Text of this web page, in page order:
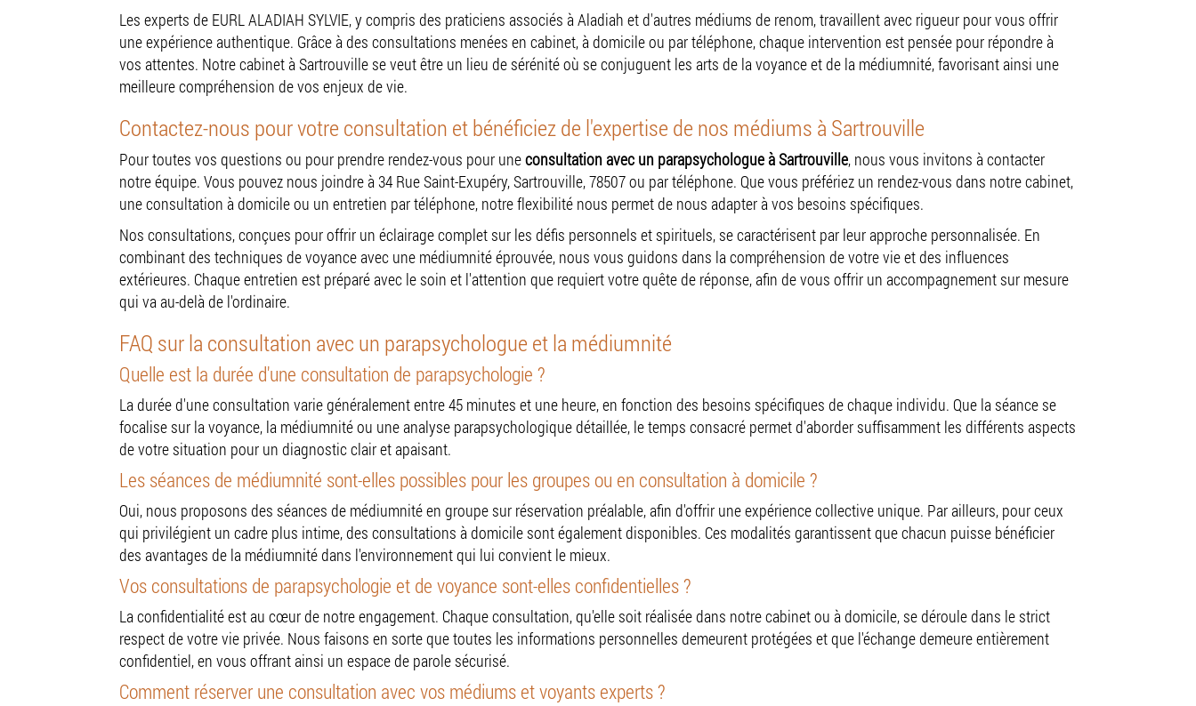
Consultation avec un parapsychologue Sartrouville
Les experts de EURL ALADIAH SYLVIE, y compris des praticiens associés à Aladiah et d'autres médiums de renom, travaillent avec rigueur pour vous offrir
une expérience authentique. Grâce à des consultations menées en cabinet, à domicile ou par téléphone, chaque intervention est pensée pour répondre à
vos attentes. Notre cabinet à Sartrouville se veut être un lieu de sérénité où se conjuguent les arts de la voyance et de la médiumnité, favorisant ainsi une
meilleure compréhension de vos enjeux de vie.
Contactez-nous pour votre consultation et bénéficiez de l'expertise de nos médiums à Sartrouville
Pour toutes vos questions ou pour prendre rendez-vous pour uneconsultation avec un parapsychologue à Sartrouville, nous vous invitons à contacter
notre équipe. Vous pouvez nous joindre à 34 Rue Saint-Exupéry, Sartrouville, 78507 ou par téléphone. Que vous préfériez un rendez-vous dans notre cabinet,
une consultation à domicile ou un entretien par téléphone, notre flexibilité nous permet de nous adapter à vos besoins spécifiques.
Nos consultations, conçues pour offrir un éclairage complet sur les défis personnels et spirituels, se caractérisent par leur approche personnalisée. En
combinant des techniques de voyance avec une médiumnité éprouvée, nous vous guidons dans la compréhension de votre vie et des influences
extérieures. Chaque entretien est préparé avec le soin et l'attention que requiert votre quête de réponse, afin de vous offrir un accompagnement sur mesure
qui va au-delà de l'ordinaire.
FAQ sur la consultation avec un parapsychologue et la médiumnité
Quelle est la durée d'une consultation de parapsychologie ?
La durée d'une consultation varie généralement entre 45 minutes et une heure, en fonction des besoins spécifiques de chaque individu. Que la séance se
focalise sur la voyance, la médiumnité ou une analyse parapsychologique détaillée, le temps consacré permet d'aborder suffisamment les différents aspects
de votre situation pour un diagnostic clair et apaisant.
Les séances de médiumnité sont-elles possibles pour les groupes ou en consultation à domicile ?
Oui, nous proposons des séances de médiumnité en groupe sur réservation préalable, afin d'offrir une expérience collective unique. Par ailleurs, pour ceux
qui privilégient un cadre plus intime, des consultations à domicile sont également disponibles. Ces modalités garantissent que chacun puisse bénéficier
des avantages de la médiumnité dans l'environnement qui lui convient le mieux.
Vos consultations de parapsychologie et de voyance sont-elles confidentielles ?
La confidentialité est au cœur de notre engagement. Chaque consultation, qu'elle soit réalisée dans notre cabinet ou à domicile, se déroule dans le strict
respect de votre vie privée. Nous faisons en sorte que toutes les informations personnelles demeurent protégées et que l'échange demeure entièrement
confidentiel, en vous offrant ainsi un espace de parole sécurisé.
Comment réserver une consultation avec vos médiums et voyants experts ?